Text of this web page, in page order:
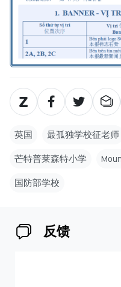
英国 最孤独学校征老师
芒特普莱森特小学
国防部学校
反馈